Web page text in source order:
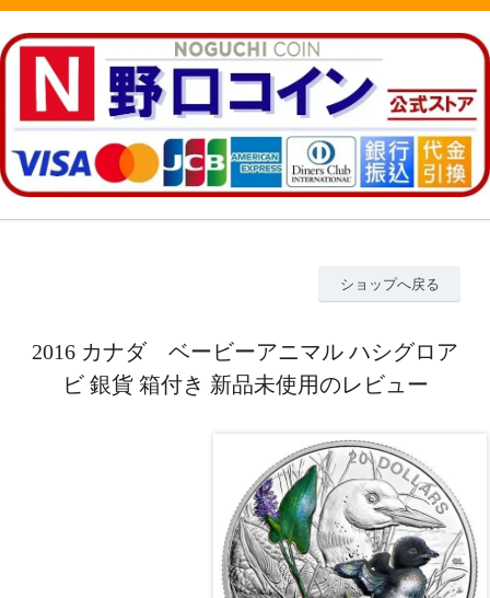
ショップへ戻る
2016 カナダ ベービーアニマル ハシグロア
ビ 銀貨 箱付き 新品未使用のレビュー